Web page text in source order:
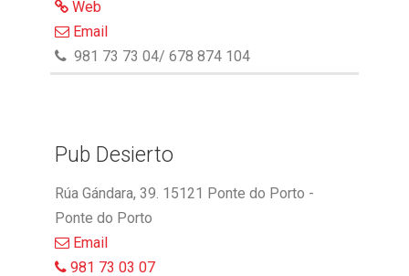
Web
Email
981 73 73 04/ 678 874 104
Pub Desierto
Rúa Gándara, 39. 15121 Ponte do Porto -
Ponte do Porto
Email
981 73 03 07